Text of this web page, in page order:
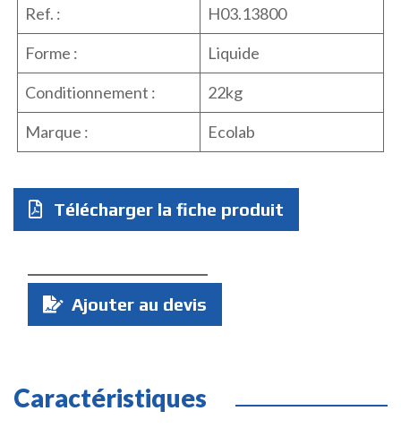
Ref. :
H03.13800
Forme :
Liquide
Conditionnement :
22kg
Marque :
Ecolab
Télécharger la fiche produit
Quantité
Ajouter au devis
Caractéristiques